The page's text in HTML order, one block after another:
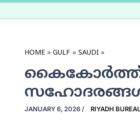
HOME GULF SAUDI
കൈകോര്‍ത്ത്
JANUARY 6, 2026 / RIYADH